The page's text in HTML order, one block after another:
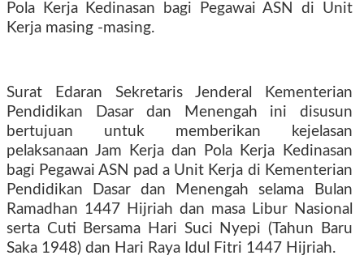
Pola Kerja Kedinasan bagi Pegawai ASN di Unit
Kerja masing -masing.
Surat Edaran Sekretaris Jenderal Kementerian
Pendidikan Dasar dan Menengah ini disusun
bertujuan untuk memberikan kejelasan
pelaksanaan Jam Kerja dan Pola Kerja Kedinasan
bagi Pegawai ASN pad a Unit Kerja di Kementerian
Pendidikan Dasar dan Menengah selama Bulan
Ramadhan 1447 Hijriah dan masa Libur Nasional
serta Cuti Bersama Hari Suci Nyepi (Tahun Baru
Saka 1948) dan Hari Raya Idul Fitri 1447 Hijriah.